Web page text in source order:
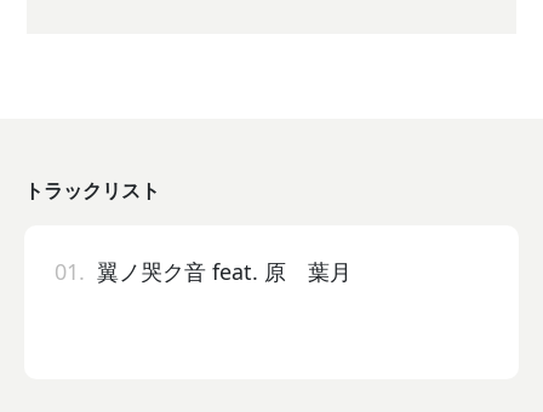
トラックリスト
01. 翼ノ哭ク音 feat. 原 葉月